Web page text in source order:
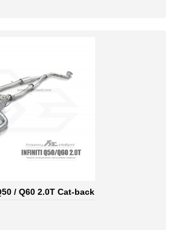
/ Q60 2.0T Cat-back